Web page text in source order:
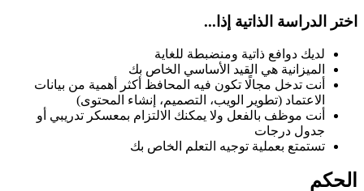
اختر الدراسة الذاتية إذا...
لديك دوافع ذاتية ومنضبطة للغاية
الميزانية هي القيد الأساسي الخاص بك
أنت تدخل مجالًا تكون فيه المحافظ أكثر أهمية من بيانات
الاعتماد (تطوير الويب، التصميم، إنشاء المحتوى)
أنت موظف بالفعل ولا يمكنك الالتزام بمعسكر تدريبي أو
جدول درجات
تستمتع بعملية توجيه التعلم الخاص بك
الحكم